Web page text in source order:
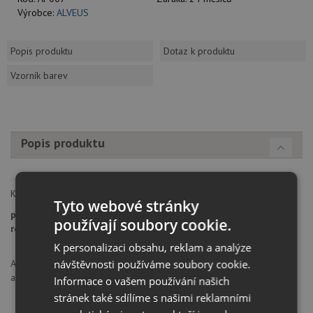
Výrobce: ALVEUS
Popis produktu
Dotaz k produktu
Vzorník barev
Popis produktu
Krájecí deska dřevěná ke dřezům s rozměrem vany 400 mm
provedení
: dřevo
rozměr:
420 x 240 mm
ALVEUS CZ spol. s.r.o., Frýdecká 80, 73961, Třinec, Česká republika,
alveus@alveus.cz
Tyto webové stránky
používají soubory cookie.
K personalizaci obsahu, reklam a analýze
návštěvnosti používáme soubory cookie.
Informace o vašem používání našich
stránek také sdílíme s našimi reklamními